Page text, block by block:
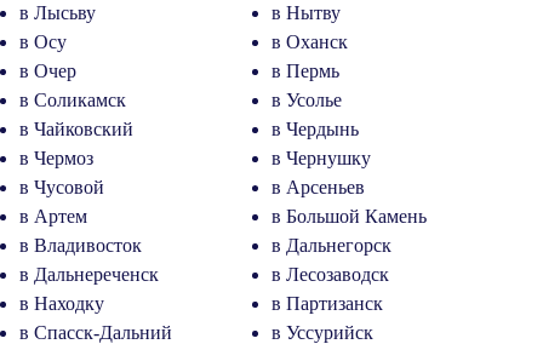
в Лысьву
в Нытву
в Осу
в Оханск
в Очер
в Пермь
в Соликамск
в Усолье
в Чайковский
в Чердынь
в Чермоз
в Чернушку
в Чусовой
в Арсеньев
в Артем
в Большой Камень
в Владивосток
в Дальнегорск
в Дальнереченск
в Лесозаводск
в Находку
в Партизанск
в Спасск-Дальний
в Уссурийск